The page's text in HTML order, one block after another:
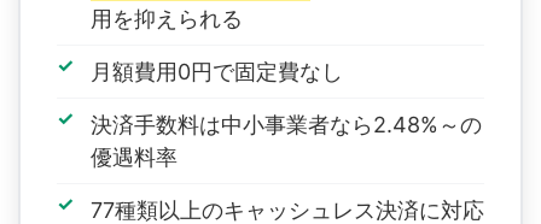
用を抑えられる
月額費用0円で固定費なし
決済手数料は中小事業者なら2.48%～の
優遇料率
77種類以上のキャッシュレス決済に対応